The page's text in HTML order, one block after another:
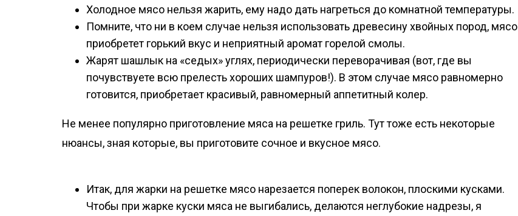
Холодное мясо нельзя жарить, ему надо дать нагреться до комнатной температуры.
Помните, что ни в коем случае нельзя использовать древесину хвойных пород, мясо
приобретет горький вкус и неприятный аромат горелой смолы.
Жарят шашлык на «седых» углях, периодически переворачивая (вот, где вы
почувствуете всю прелесть хороших шампуров!). В этом случае мясо равномерно
готовится, приобретает красивый, равномерный аппетитный колер.
Не менее популярно приготовление мяса на решетке гриль. Тут тоже есть некоторые
нюансы, зная которые, вы приготовите сочное и вкусное мясо.
Итак, для жарки на решетке мясо нарезается поперек волокон, плоскими кусками.
Чтобы при жарке куски мяса не выгибались, делаются неглубокие надрезы, я